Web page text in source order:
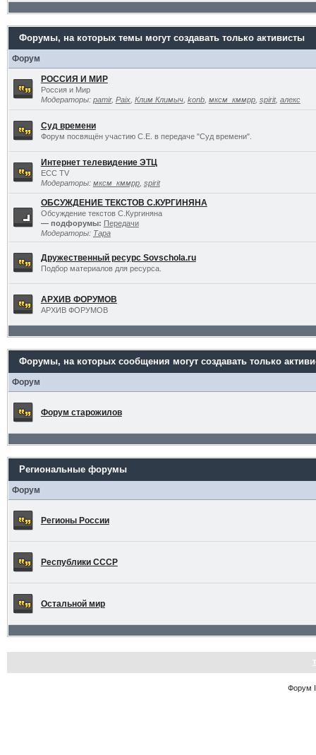
Форумы, на которых темы могут создавать только активисты
Форум
РОССИЯ И МИР
Россия и Мир
Модераторы: pamir, Paix, Клим Климыч, konb, мксм_кммрр, spirit, алекс
Суд времени
Форум посвящён участию С.Е. в передаче "Суд времени".
Интернет телевидение ЭТЦ
ECC TV
Модераторы: мксм_кммрр, spirit
ОБСУЖДЕНИЕ ТЕКСТОВ С.КУРГИНЯНА
Обсуждение текстов С.Кургиняна
— подфорумы: Передачи
Модераторы: Тара
Дружественный ресурс Sovschola.ru
Подбор материалов для ресурса.
АРХИВ ФОРУМОВ
АРХИВ ФОРУМОВ
Форумы, на которых сообщения могут создавать только
Форум
Форум старожилов
Региональные форумы
Форум
Регионы России
Республики СССР
Остальной мир
Форум